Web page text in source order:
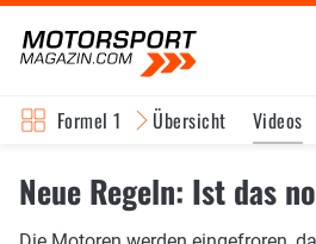
Formel 1 Übersicht Videos
Neue Regeln: Ist das